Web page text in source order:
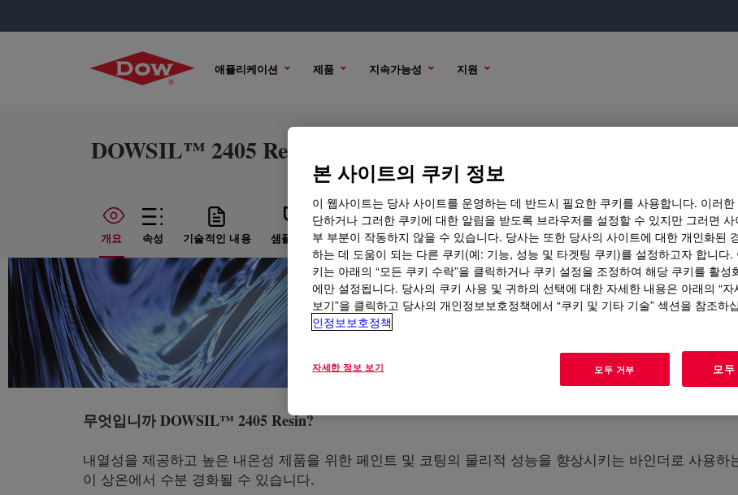
애플리케이션 제품 지속가능성 지원
DOWSIL™ 2405 Resin
개요 속성 기술적인 내용 샘플 옵션 구매 옵션
무엇입니까DOWSIL™ 2405 Resin?
내열성을 제공하고 높은 내온성 제품을 위한 페인트 및 코팅의 물리적 성능을 향상시키는 바인더로 사용
이 상온에서 수분 경화될 수 있습니다.
본 사이트의 쿠키 정보
이 웹사이트는 당사 사이트를 운영하는 데 반드시 필요한 쿠키를 사용합니다. 이러
단하거나 그러한 쿠키에 대한 알림을 받도록 브라우저를 설정할 수 있지만 그러면 사
부 부분이 작동하지 않을 수 있습니다. 당사는 또한 당사의 사이트에 대한 개인화된
하는 데 도움이 되는 다른 쿠키(예: 기능, 성능 및 타겟팅 쿠키)를 설정하고자 합니다.
키는 아래의 “모든 쿠키 수락”을 클릭하거나 쿠키 설정을 조정하여 해당 쿠키를 활성
에만 설정됩니다. 당사의 쿠키 사용 및 귀하의 선택에 대한 자세한 내용은 아래의 “자
보기”을 클릭하고 당사의 개인정보보호정책에서 “쿠키 및 기타 기술” 섹션을 참조하
인정보보호정책
자세한 정보 보기 모두 거부 모